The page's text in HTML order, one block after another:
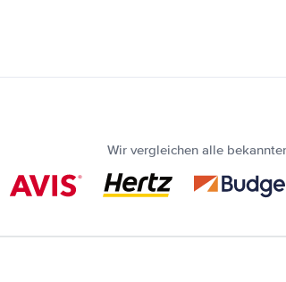
Wir vergleichen alle